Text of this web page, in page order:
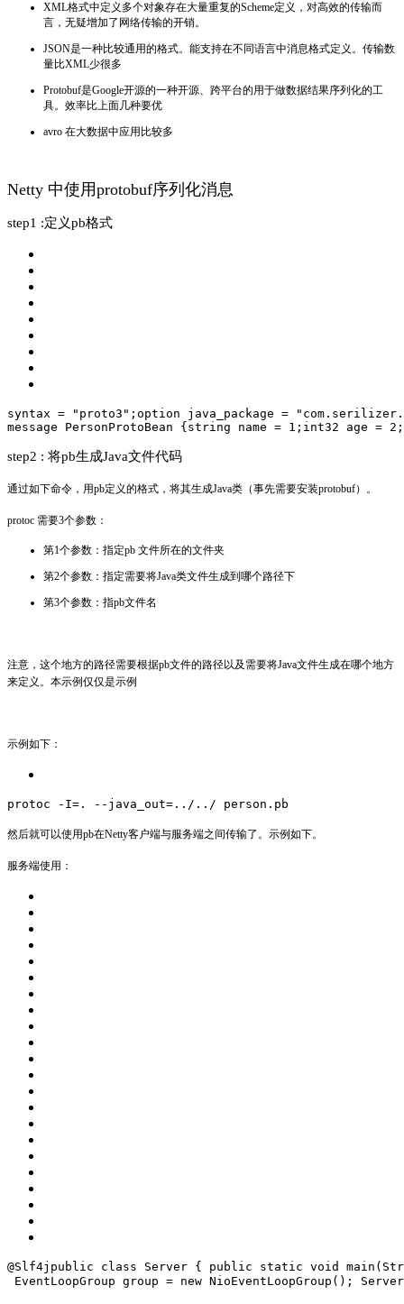
XML格式中定义多个对象存在大量重复的Scheme定义，对高效的传输而
言，无疑增加了网络传输的开销。
JSON是一种比较通用的格式。能支持在不同语言中消息格式定义。传输数
量比XML少很多
Protobuf是Google开源的一种开源、跨平台的用于做数据结果序列化的工
具。效率比上面几种要优
avro 在大数据中应用比较多
Netty 中使用protobuf序列化消息
step1 :定义pb格式
syntax = "proto3"; option java_package =
message PersonProtoBean { string name = 1; int32 age = 2;
step2 : 将pb生成Java文件代码
通过如下命令，用pb定义的格式，将其生成Java类（事先需要安装protobuf）。
protoc 需要3个参数：
第1个参数：指定pb 文件所在的文件夹
第2个参数：指定需要将Java类文件生成到哪个路径下
第3个参数：指pb文件名
注意，这个地方的路径需要根据pb文件的路径以及需要将Java文件生成在哪个地方
来定义。本示例仅仅是示例
示例如下：
protoc -I=. --java_out=../../ person.pb
然后就可以使用pb在Netty客户端与服务端之间传输了。示例如下。
服务端使用：
@Slf4j public class Server {
public static void
EventLoopGroup group = new NioEventLoopGroup();